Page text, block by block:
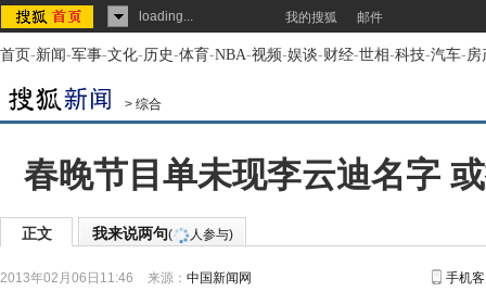
loading... 我的搜狐 邮件
首页-新闻-军事-文化-历史-体育-NBA-视频-娱谈-财经-世相-科技-汽车-房
> 综合
春晚节目单未现李云迪名字
正文 我来说两句( 人参与)
2013年02月06日11:46 来源： 中国新闻网 手机